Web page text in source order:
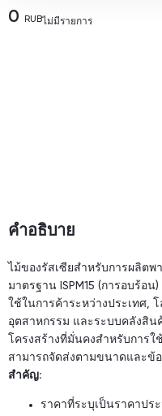
0 RUB ไม่มีรายการ
คำอธิบาย
ไม้ของรัสเซียสำหรับการผลิตพ
มาตรฐาน ISPM15 (การอบร้อน)
ใช้ในการค้าระหว่างประเทศ,
อุตสาหกรรม และระบบคลังสิน
โครงสร้างที่มั่นคงสำหรับการใ
สามารถจัดส่งตามขนาดและข้
สำคัญ:
ราคาที่ระบุเป็นราคาปร